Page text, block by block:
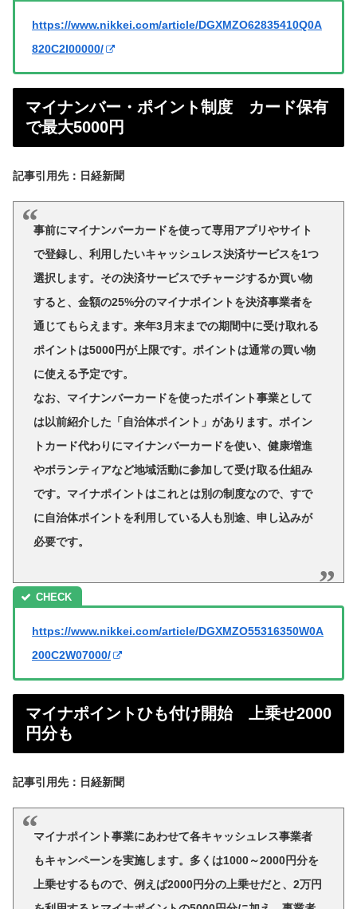
https://www.nikkei.com/article/DGXMZO62835410Q0A
820C2I00000/
マイナンバー・ポイント制度 カード保有
で最大5000円
記事引用先：日経新聞
事前にマイナンバーカードを使って専用アプリやサイト
で登録し、利用したいキャッシュレス決済サービスを1つ
選択します。その決済サービスでチャージするか買い物
すると、金額の25%分のマイナポイントを決済事業者を
通じてもらえます。来年3月末までの期間中に受け取れる
ポイントは5000円が上限です。ポイントは通常の買い物
に使える予定です。
なお、マイナンバーカードを使ったポイント事業として
は以前紹介した「自治体ポイント」があります。ポイン
トカード代わりにマイナンバーカードを使い、健康増進
やボランティアなど地域活動に参加して受け取る仕組み
です。マイナポイントはこれとは別の制度なので、すで
に自治体ポイントを利用している人も別途、申し込みが
必要です。
https://www.nikkei.com/article/DGXMZO55316350W0A
200C2W07000/
マイナポイントひも付け開始 上乗せ2000
円分も
記事引用先：日経新聞
マイナポイント事業にあわせて各キャッシュレス事業者
もキャンペーンを実施します。多くは1000～2000円分を
上乗せするもので、例えば2000円分の上乗せだと、2万円